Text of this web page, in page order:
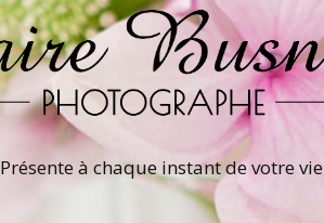
Présente à chaque instant de votre vie